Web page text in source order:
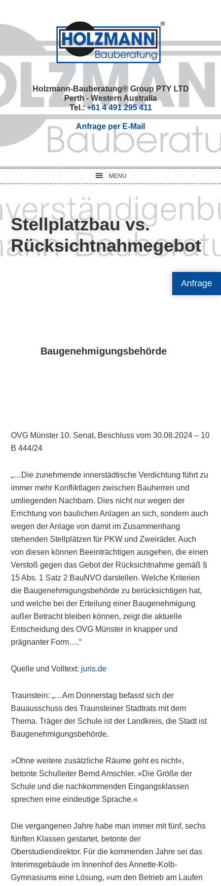
Anfrage
primary
primary
Holzmann-Bauberatung® Group PTY LTD
Perth - Western Australia
Tel.:+61 4 491 295 411
Anfrage per E-Mail
MENU
Stellplatzbau vs.
Rücksichtnahmegebot
Baugenehmigungsbehörde
OVG Münster 10. Senat, Beschluss vom 30.08.2024 – 10
B 444/24
„…Die zunehmende innerstädtische Verdichtung führt zu
immer mehr Konfliktlagen zwischen Bauherren und
umliegenden Nachbarn. Dies nicht nur wegen der
Errichtung von baulichen Anlagen an sich, sondern auch
wegen der Anlage von damit im Zusammenhang
stehenden Stellplätzen für PKW und Zweiräder. Auch
von diesen können Beeinträchtigen ausgehen, die einen
Verstoß gegen das Gebot der Rücksichtnahme gemäß §
15 Abs. 1 Satz 2 BauNVO darstellen. Welche Kriterien
die Baugenehmigungsbehörde zu berücksichtigen hat,
und welche bei der Erteilung einer Baugenehmigung
außer Betracht bleiben können, zeigt die aktuelle
Entscheidung des OVG Münster in knapper und
prägnanter Form….“
Quelle und Volltext: juris.de
Traunstein: „…Am Donnerstag befasst sich der
Bauausschuss des Traunsteiner Stadtrats mit dem
Thema. Träger der Schule ist der Landkreis, die Stadt ist
Baugenehmigungsbehörde.
»Ohne weitere zusätzliche Räume geht es nicht«,
betonte Schulleiter Bernd Amschler. »Die Größe der
Schule und die nachkommenden Eingangsklassen
sprechen eine eindeutige Sprache.«
Die vergangenen Jahre habe man immer mit fünf, sechs
fünften Klassen gestartet, betonte der
Oberstudiendirektor. Für die kommenden Jahre sei das
Interimsgebäude im Innenhof des Annette-Kolb-
Gymnasiums eine Lösung, »um den Betrieb am Laufen